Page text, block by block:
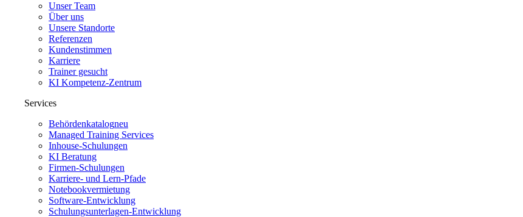
Unser Team
Über uns
Unsere Standorte
Referenzen
Kundenstimmen
Karriere
Trainer gesucht
KI Kompetenz-Zentrum
Services
Behördenkatalogneu
Managed Training Services
Inhouse-Schulungen
KI Beratung
Firmen-Schulungen
Karriere- und Lern-Pfade
Notebookvermietung
Software-Entwicklung
Schulungsunterlagen-Entwicklung